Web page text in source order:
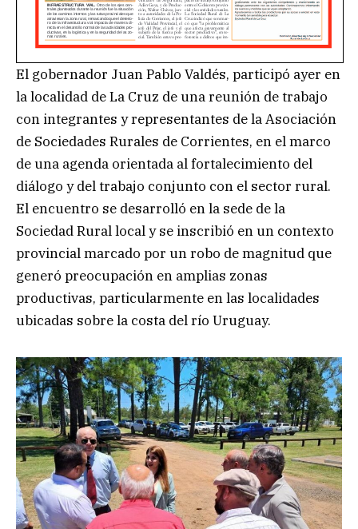
El gobernador Juan Pablo Valdés, participó ayer en
la localidad de La Cruz de una reunión de trabajo
con integrantes y representantes de la Asociación
de Sociedades Rurales de Corrientes, en el marco
de una agenda orientada al fortalecimiento del
diálogo y del trabajo conjunto con el sector rural.
El encuentro se desarrolló en la sede de la
Sociedad Rural local y se inscribió en un contexto
provincial marcado por un robo de magnitud que
generó preocupación en amplias zonas
productivas, particularmente en las localidades
ubicadas sobre la costa del río Uruguay.